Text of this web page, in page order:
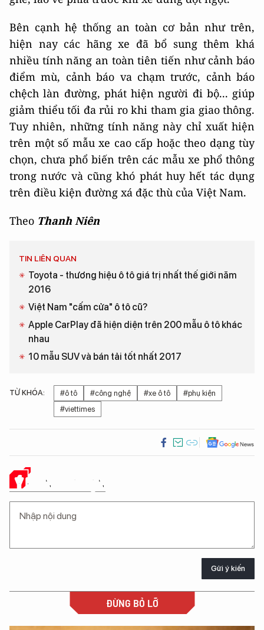
Bên cạnh hệ thống an toàn cơ bản như trên,
hiện nay các hãng xe đã bổ sung thêm khá
nhiều tính năng an toàn tiên tiến như cảnh báo
điểm mù, cảnh báo va chạm trước, cảnh báo
chệch làn đường, phát hiện người đi bộ... giúp
giảm thiểu tối đa rủi ro khi tham gia giao thông.
Tuy nhiên, những tính năng này chỉ xuất hiện
trên một số mẫu xe cao cấp hoặc theo dạng tùy
chọn, chưa phổ biến trên các mẫu xe phổ thông
trong nước và cũng khó phát huy hết tác dụng
trên điều kiện đường xá đặc thù của Việt Nam.
Theo Thanh Niên
TIN LIÊN QUAN
Toyota - thương hiệu ô tô giá trị nhất thế giới năm
2016
Việt Nam "cấm cửa" ô tô cũ?
Apple CarPlay đã hiện diện trên 200 mẫu ô tô khác
nhau
10 mẫu SUV và bán tải tốt nhất 2017
TỪ KHÓA: #ô tô #công nghệ #xe ô tô
#phụ kiện
#viettimes
Ý KIẾN CỦA BẠN
Gửi ý kiến
ĐỪNG BỎ LỠ